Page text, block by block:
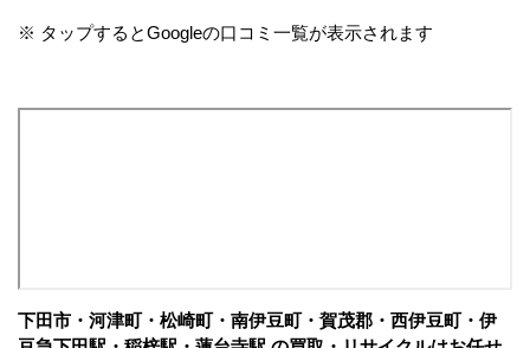
※ タップするとGoogleの口コミ一覧が表示されます
下田市・河津町・松崎町・南伊豆町・賀茂郡・西伊豆町・伊